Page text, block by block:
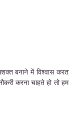
में विश्वास करता
करना चाहते हो